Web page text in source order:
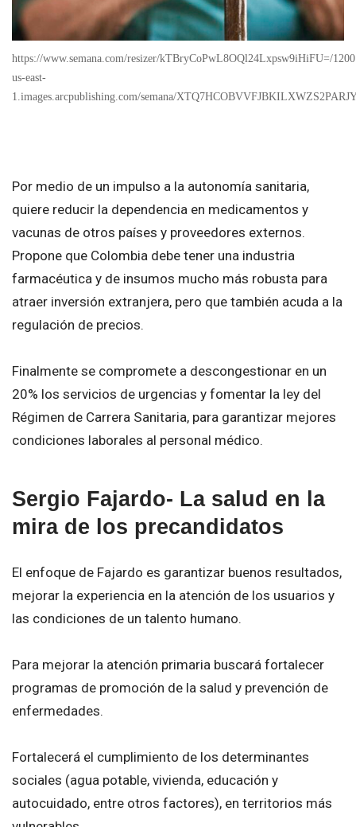
https://www.semana.com/resizer/kTBryCoPwL8OQl24Lxpsw9iHiFU=/
us-east-
1.images.arcpublishing.com/semana/
Por medio de un impulso a la autonomía sanitaria,
quiere reducir la dependencia en medicamentos y
vacunas de otros países y proveedores externos.
Propone que Colombia debe tener una industria
farmacéutica y de insumos mucho más robusta para
atraer inversión extranjera, pero que también acuda a la
regulación de precios.
Finalmente se compromete a descongestionar en un
20% los servicios de urgencias y fomentar la ley del
Régimen de Carrera Sanitaria, para garantizar mejores
condiciones laborales al personal médico.
Sergio Fajardo- La salud en la
mira de los precandidatos
El enfoque de Fajardo es garantizar buenos resultados,
mejorar la experiencia en la atención de los usuarios y
las condiciones de un talento humano.
Para mejorar la atención primaria buscará fortalecer
programas de promoción de la salud y prevención de
enfermedades.
Fortalecerá el cumplimiento de los determinantes
sociales (agua potable, vivienda, educación y
autocuidado, entre otros factores), en territorios más